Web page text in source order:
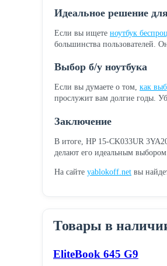
Идеальное решение
Если вы ищете ноутбук
большинства пользователей.
Выбор б/у ноутбука
Если вы думаете о том, как
прослужит вам долгие годы.
Заключение
В итоге, HP 15-CK033UR
делают его идеальным выбором
На сайте yablokoff.net вы
Товары в
EliteBook 645 G9